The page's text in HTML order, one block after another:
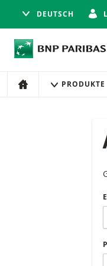
DEUTSCH
HOME PRODUKTE